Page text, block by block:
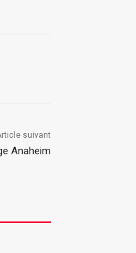
suivant
Anaheim